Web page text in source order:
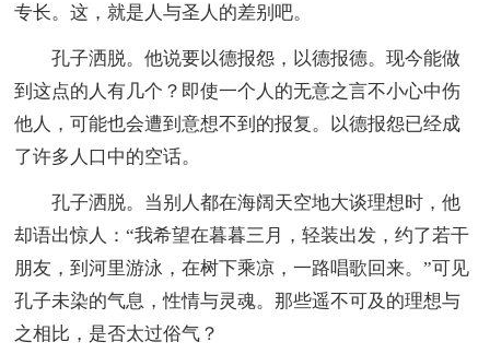
专长。这，就是人与圣人的差别吧。
孔子洒脱。他说要以德报怨，以德报德。现今能做
到这点的人有几个？即使一个人的无意之言不小心中伤
他人，可能也会遭到意想不到的报复。以德报怨已经成
了许多人口中的空话。
孔子洒脱。当别人都在海阔天空地大谈理想时，他
却语出惊人：“我希望在暮暮三月，轻装出发，约了若干
朋友，到河里游泳，在树下乘凉，一路唱歌回来。”可见
孔子未染的气息，性情与灵魂。那些遥不可及的理想与
之相比，是否太过俗气？